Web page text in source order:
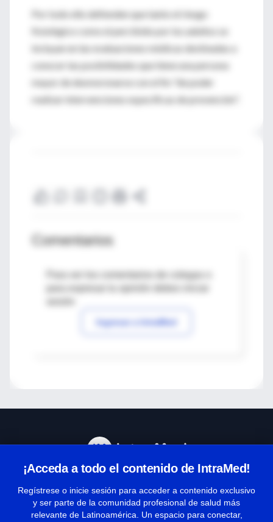
Por todo ello defienden que tanto el riesgo
fisiológico como el percibido por los adultos se
incluyan en las evaluaciones médicas destinadas a
conocer las posibilidades que tiene una persona
mayor de desmoronarse con el fin "de poder
realizar intervenciones específicas de prevención".
Comentarios
Para ver los comentarios de colegas o
Ingresar a IntraMed
¡Acceda a todo el contenido de IntraMed!
Regístrese o inicie sesión para acceder a contenido exclusivo
y ser parte de la comunidad profesional de salud más
relevante de Latinoamérica. Un espacio para conectar,